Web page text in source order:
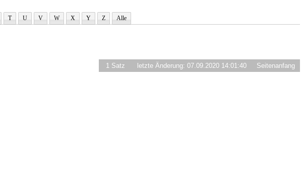
T U V W X Y Z Alle
1 Satz letzte Änderung: 07.09.2020 14:01:40 Seitenanfang